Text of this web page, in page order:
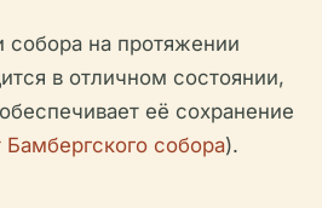
собора на протяжении
в отличном состоянии,
её сохранение
собора).